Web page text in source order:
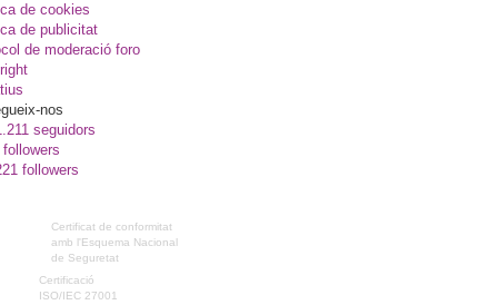
de cookies
de publicitat
de moderació foro
nos
seguidors
followers
followers
Certificat de conformitat
amb l'Esquema Nacional
de Seguretat
Certificació
ISO/IEC 27001